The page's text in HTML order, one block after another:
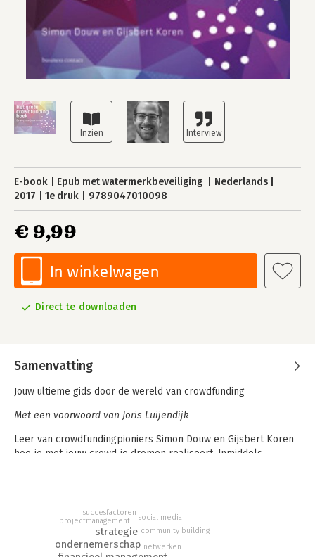
E-book Epub met watermerkbeveiliging
Nederlands
2017
1e druk 9789047010098
€ 9,99
In winkelwagen
Direct te downloaden
Samenvatting
Jouw ultieme gids door de wereld van crowdfunding
Met een voorwoord van Joris Luijendijk
Leer van crowdfundingpioniers Simon Douw en Gijsbert Koren
hoe je met jouw crowd je dromen realiseert. Inmiddels
inzetbaar? Wat is het geheim van succesvolle
crowdfundingcampagnes als Peerby en WakaWaka? Welke
valkuilen kun je verwachten? En wat is de toekomst van
crowdfunding?
ondernemerschap
strategie
netwerken
projectmanagement
succesfactoren
community building
social media